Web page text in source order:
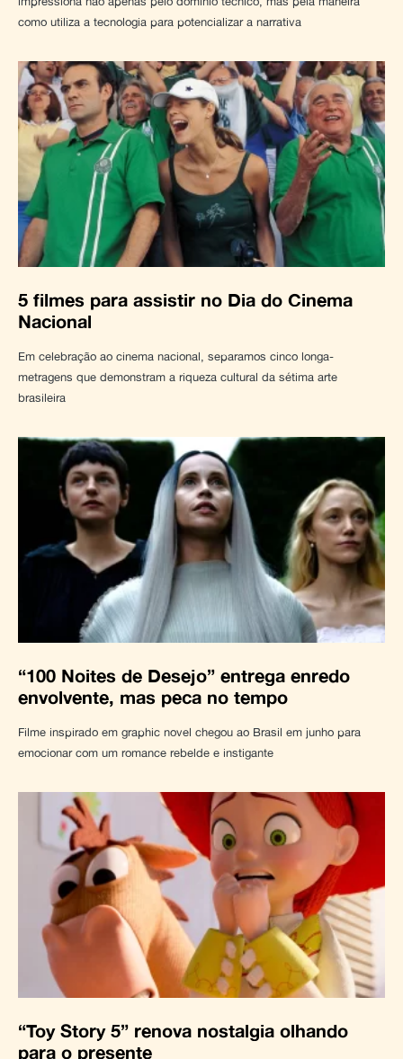
como utiliza a tecnologia para potencializar a narrativa
5 filmes para assistir no Dia do Cinema
Nacional
Em celebração ao cinema nacional, separamos cinco longa-
metragens que demonstram a riqueza cultural da sétima arte
brasileira
“100 Noites de Desejo” entrega enredo
envolvente, mas peca no tempo
Filme inspirado em graphic novel chegou ao Brasil em junho para
emocionar com um romance rebelde e instigante
“Toy Story 5” renova nostalgia olhando
para o presente